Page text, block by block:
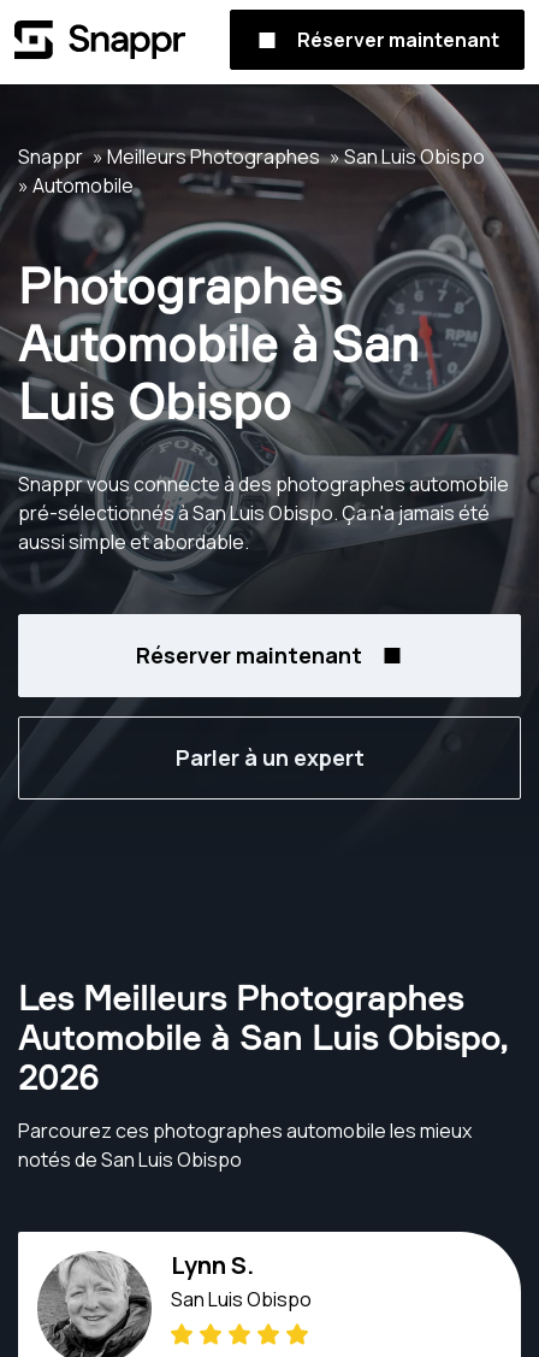
Réserver maintenant
Snappr Meilleurs Photographes
San Luis Obispo
Automobile
Photographes
Automobile à San
Luis Obispo
Snappr vous connecte à des photographes automobile
pré-sélectionnés à San Luis Obispo. Ça n'a jamais été
aussi simple et abordable.
Réserver maintenant
Parler à un expert
Les Meilleurs Photographes
Automobile à San Luis Obispo,
2026
Parcourez ces photographes automobile les mieux
notés de San Luis Obispo
Lynn S.
San Luis Obispo